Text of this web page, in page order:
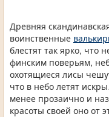
Древняя
воинственные
блестят так ярко, что
финским поверьям,
охотящиеся лисы
что в небо летят
менее прозаично и
красоты своей оно от